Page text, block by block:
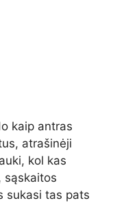
kaip antras
atrašinėji
kol kas
sąskaitos
sukasi tas pats